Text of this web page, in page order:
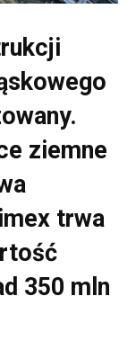
ziemne
trwa
350 mln